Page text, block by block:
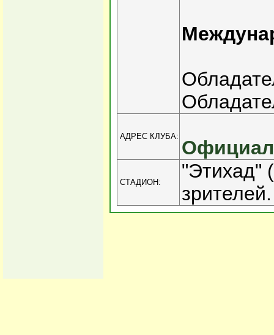
АДРЕС КЛУБА:
СТАДИОН:
"Этихад"
зрителей.